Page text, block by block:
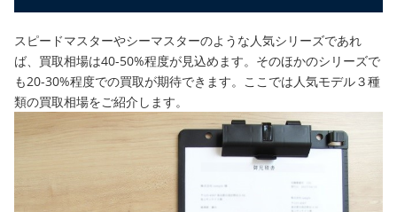
スピードマスターやシーマスターのような人気シリーズであれ
ば、買取相場は40-50%程度が見込めます。そのほかのシリーズで
も20-30%程度での買取が期待できます。 ここでは人気モデル３種
類の買取相場をご紹介します。